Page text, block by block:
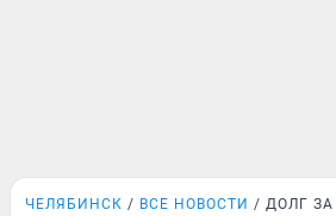
ЧЕЛЯБИНСК ВСЕ НОВОСТИ ДОЛГ